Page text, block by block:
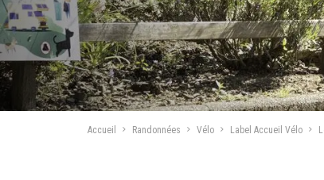
Accueil Randonnées Vélo Label Accueil Vélo